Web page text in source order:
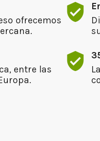
ofrecemos
entre las